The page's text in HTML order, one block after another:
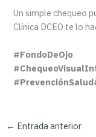
Un simple chequeo
Clínica DCEO te lo
#FondoDeOjo
← Entrada anterior